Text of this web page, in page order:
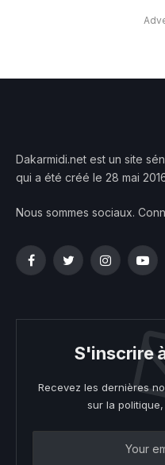
Dakarmidi.net est un site
qui a été créé le 28 mai
Nous sommes sociaux.
FacebookTwitterInstagram
S'inscrire
Recevez les dernières
sur la